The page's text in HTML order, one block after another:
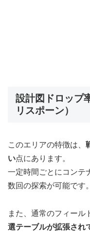
設計図ドロップ
リスポーン）
このエリアの特徴は、
い点にあります。
一定時間ごとにコンテ
数回の探索が可能です。
また、通常のフィール
選テーブルが拡張され